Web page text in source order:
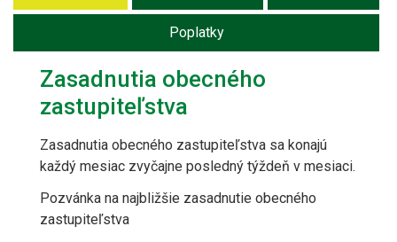
Poplatky
Zasadnutia obecného
zastupiteľstva
Zasadnutia obecného zastupiteľstva sa konajú
každý mesiac zvyčajne posledný týždeň v mesiaci.
Pozvánka na najbližšie zasadnutie obecného
zastupiteľstva